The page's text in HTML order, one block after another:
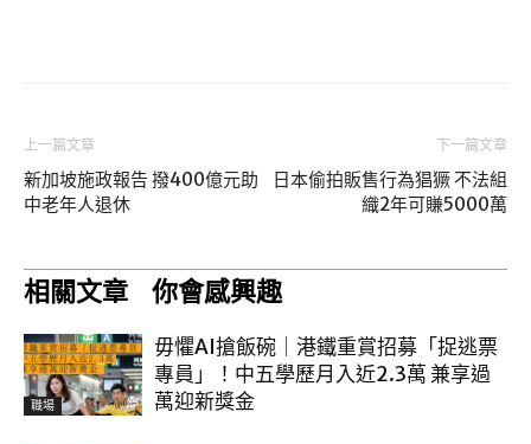
上一篇文章
新加坡施政報告 撥400億元助
中老年人退休
下一篇文章
日本偷拍販售行為猖獗 不法組
織2年可賺5000萬
相關文章 你會感興趣
職場
毋懼AI搶飯碗｜港鐵重賞招募「捉逃票
專員」！中五學歷月入近2.3萬 兼享過
萬迎新獎金